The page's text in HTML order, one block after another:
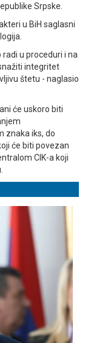
Srpske.
u BiH saglasni
u proceduri i na
integritet
štetu - naglasio
će uskoro biti
znaka iks, do
će biti povezan
CIK-a koji